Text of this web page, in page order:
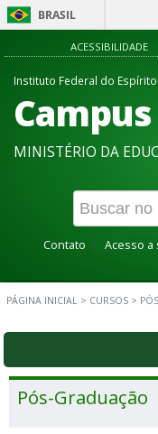
BRASIL
ACESSIBILIDADE
Instituto Federal do
MINISTÉRIO DA
Contato Acesso a
PÁGINA INICIAL > CURSOS >
Pós-Graduação